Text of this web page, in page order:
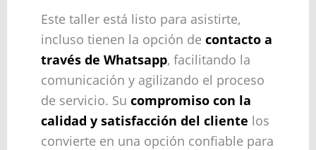
Este taller está listo para asistirte,
incluso tienen la opción de contacto a
través de Whatsapp, facilitando la
comunicación y agilizando el proceso
de servicio. Su compromiso con la
calidad y satisfacción del cliente los
convierte en una opción confiable para